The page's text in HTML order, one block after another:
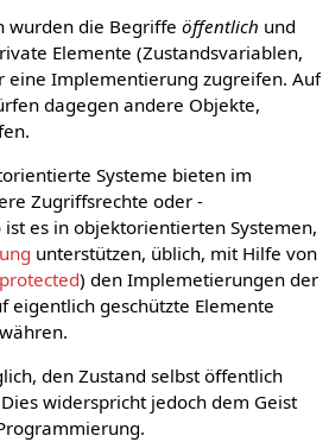
wurden die Begriffe öffentlich und
Elemente (Zustandsvariablen,
eine Implementierung zugreifen. Auf
dagegen andere Objekte,
Systeme bieten im
Zugriffsrechte oder -
ist es in objektorientierten Systemen,
unterstützen, üblich, mit Hilfe von
protected) den Implemetierungen der
eigentlich geschützte Elemente
den Zustand selbst öffentlich
widerspricht jedoch dem Geist